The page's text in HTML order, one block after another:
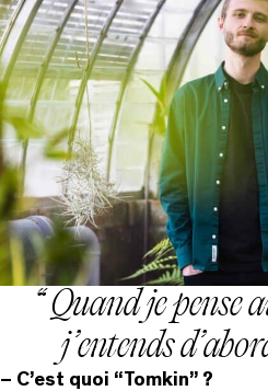
Quand je pense
j’entends
– C’est quoi “Tomkin” ?